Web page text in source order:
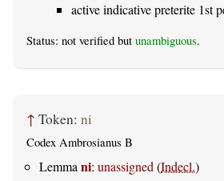
active indicative preterite 1st
Status: not verified but unambiguous.
↑ Token: ni
Codex Ambrosianus B
Lemmani: unassigned(Indecl.)